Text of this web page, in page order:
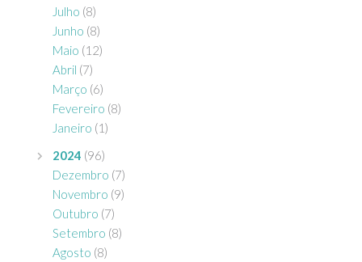
Julho (8)
Junho (8)
Maio (12)
Abril (7)
Março (6)
Fevereiro (8)
Janeiro (1)
2024 (96)
Dezembro (7)
Novembro (9)
Outubro (7)
Setembro (8)
Agosto (8)